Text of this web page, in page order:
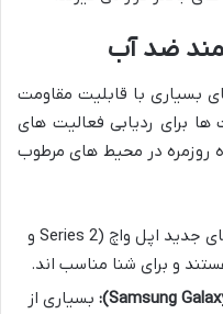
ضد آب
بسیاری با قابلیت مقاومت
ها برای ردیابی فعالیت های
روزمره در محیط های مرطوب
مدل های جدید اپل واچ (Series 2 و
بسیاری از